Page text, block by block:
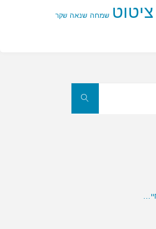
ציטוט שמחה שנאה שקר
חפשו